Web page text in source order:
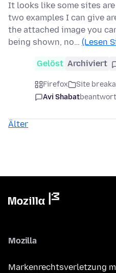
It looks like some sites
two examples I can give
the attached image you
being shown, no… (Lesen
Gelöst Archiviert
Firefox Site
Avi Shabat
Älter
Mozilla
Markenrechtsverletzung